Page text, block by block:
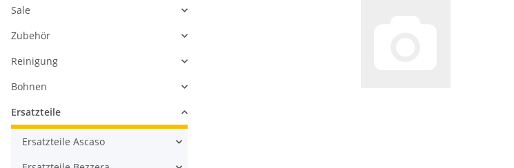
Sale
Zubehör
Reinigung
Bohnen
Ersatzteile
Ersatzteile Ascaso